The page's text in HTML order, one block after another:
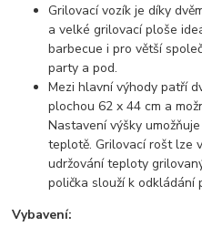
Grilovací vozík je díky
a velké grilovací ploše
barbecue i pro větší
party a pod.
Mezi hlavní výhody patří
plochou 62 x 44 cm a
Nastavení výšky
teplotě. Grilovací rošt lze
udržování teploty
polička slouží k odkládání
Vybavení: